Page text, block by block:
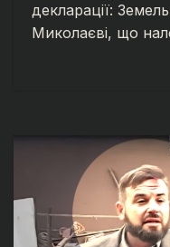
декларації:
Миколаєві, що